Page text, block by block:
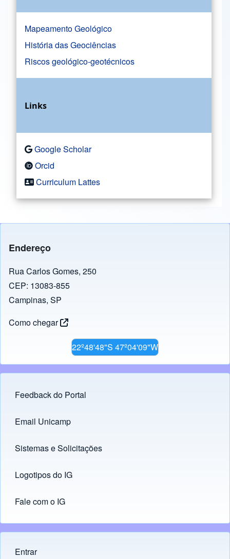
Mapeamento Geológico
História das Geociências
Riscos geológico-geotécnicos
Links
Google Scholar
Orcid
Curriculum Lattes
Endereço
Rua Carlos Gomes, 250
CEP: 13083-855
Campinas, SP
Como chegar
22º48'48"S 47º04'09"W
Footer menu
Feedback do Portal
Links
Email Unicamp
(opens in new tab)
Sistemas e Solicitações
(opens in new tab)
Logotipos do IG
(opens in new tab)
Fale com o IG
Menu do usuário
Entrar